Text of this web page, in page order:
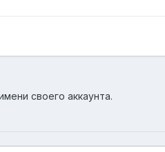
своего аккаунта.